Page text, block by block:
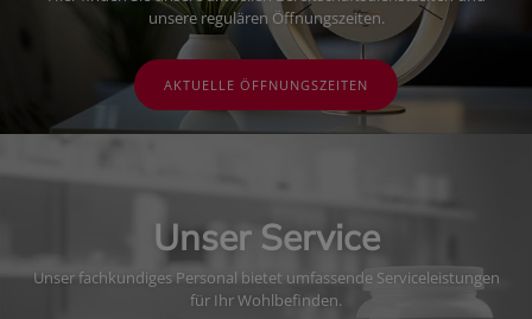
unsere regulären Öffnungszeiten.
AKTUELLE ÖFFNUNGSZEITEN
Unser Service
Unser fachkundiges Personal bietet umfassende Serviceleistungen
für Ihr Wohlbefinden.